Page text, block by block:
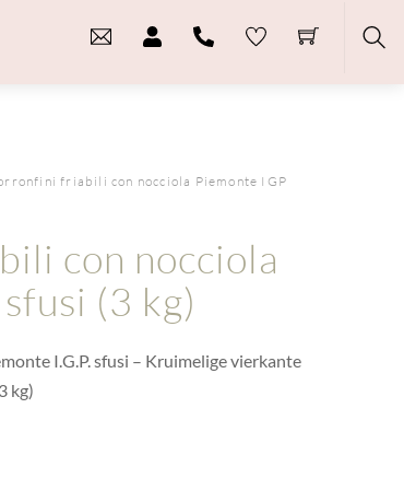
friabili con nocciola Piemonte IGP
con nocciola
(3 kg)
I.G.P. sfusi – Kruimelige vierkante
kg)